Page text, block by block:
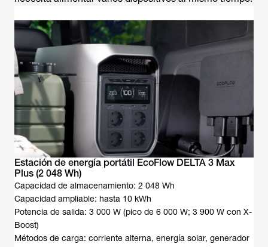
Estación de energía portátil EcoFlow DELTA 3 Max
Plus (2 048 Wh)
Capacidad de almacenamiento: 2 048 Wh
Capacidad ampliable: hasta 10 kWh
Potencia de salida: 3 000 W (pico de 6 000 W; 3 900 W con X-
Boost)
Métodos de carga: corriente alterna, energía solar, generador